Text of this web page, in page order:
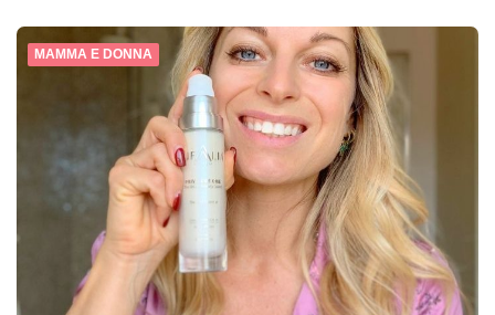
MAMMA E DONNA